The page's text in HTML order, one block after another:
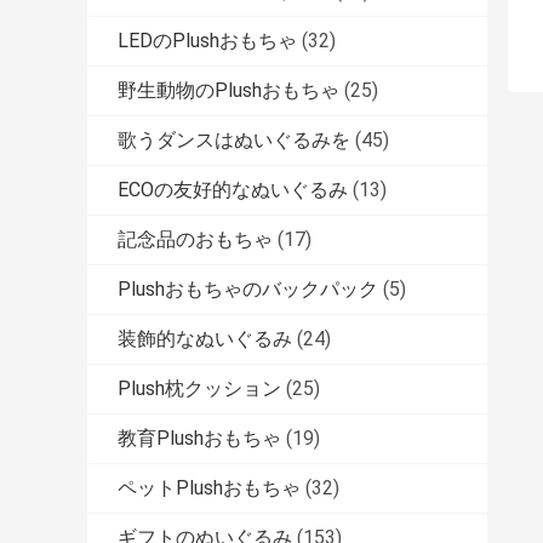
LEDのPlushおもちゃ (32)
野生動物のPlushおもちゃ (25)
歌うダンスはぬいぐるみを (45)
ECOの友好的なぬいぐるみ (13)
記念品のおもちゃ (17)
Plushおもちゃのバックパック (5)
装飾的なぬいぐるみ (24)
Plush枕クッション (25)
教育Plushおもちゃ (19)
ペットPlushおもちゃ (32)
ギフトのぬいぐるみ (153)